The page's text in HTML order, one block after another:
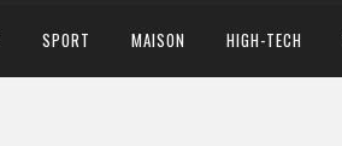
SPORT MAISON HIGH-TECH